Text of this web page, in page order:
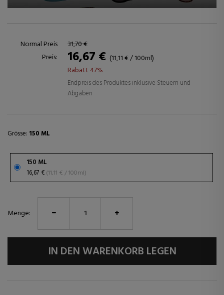
Normal Preis
31,70 €
Preis:
16,67 € (11,11 € / 100ml)
Rabatt 47%
Endpreis des Produktes inklusive Steuern und
Abgaben
Grösse: 150 ML
150 ML
16,67 €
(11,11 € / 100ml)
Menge:
IN DEN WARENKORB LEGEN